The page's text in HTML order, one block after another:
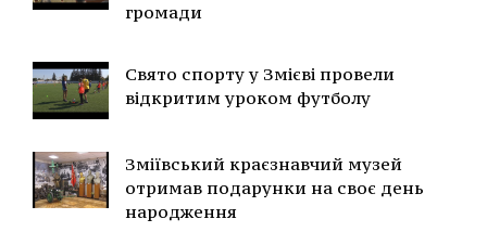
громади
Свято спорту у Змієві провели
відкритим уроком футболу
Зміївський краєзнавчий музей
отримав подарунки на своє день
народження